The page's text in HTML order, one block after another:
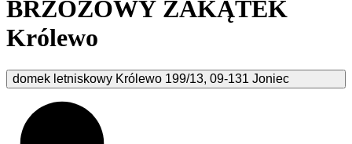
BRZOZOWY ZAKĄTEK
Królewo
domek letniskowy Królewo 199/13, 09-131 Joniec